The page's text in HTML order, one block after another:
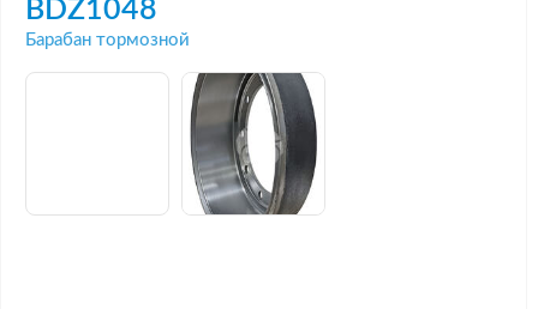
BDZ1048
Барабан тормозной